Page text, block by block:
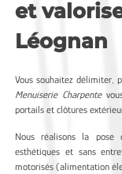
et
Léognan
Vous souhaitez délimiter,
Menuiserie Charpente
portails et clôtures
Nous réalisons la pose
esthétiques et sans
motorisés (alimentation